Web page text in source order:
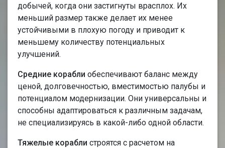
добычей, когда они застигнуты врасплох. Их
меньший размер также делает их менее
устойчивыми в плохую погоду и приводит к
меньшему количеству потенциальных
улучшений.
Средние корабли обеспечивают баланс между
ценой, долговечностью, вместимостью палубы и
потенциалом модернизации. Они универсальны и
способны адаптироваться к различным задачам,
не специализируясь в какой-либо одной области.
Тяжелые корабли строятся с расчетом на